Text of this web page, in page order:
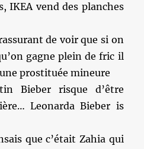
IKEA vend des planches
de voir que si on
gagne plein de fric il
prostituée mineure
Bieber risque d’être
Leonarda Bieber is
que c’était Zahia qui